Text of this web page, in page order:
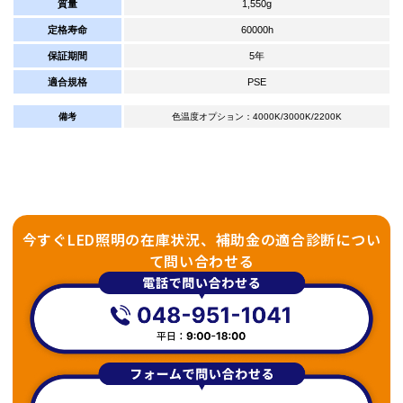
質量 1,550g
定格寿命 60000h
保証期間 5年
適合規格 PSE
備考 色温度オプション：4000K/3000K/2200K
今すぐLED照明の在庫状況、補助金の適合診断につい
て問い合わせる